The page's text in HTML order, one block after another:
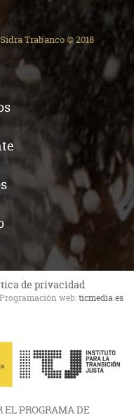
Trabanco © 2018
de privacidad
web:ticmedia.es
EL PROGRAMA DE